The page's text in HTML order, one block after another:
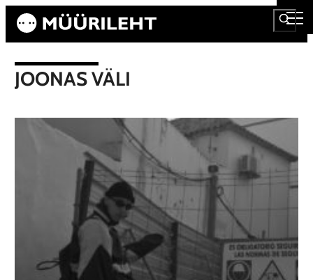
JOONAS VÄLI